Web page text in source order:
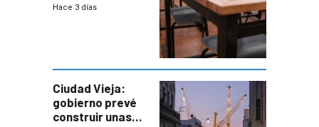
Hace 3 días
Ciudad Vieja:
gobierno prevé
construir unas